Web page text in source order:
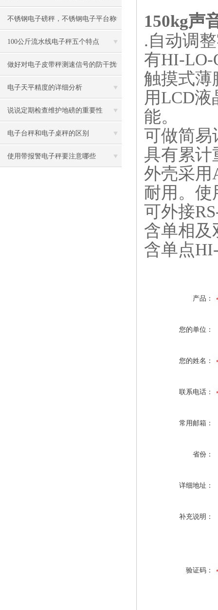
法
不锈钢电子磅秤，不锈钢电子平台称
100公斤流水线电子秤五个特点
做好对电子皮带秤测速信号的防干扰
工作
电子天平精度的详细分析
说说定期检查维护地磅的重要性
电子台秤和电子桌秤的区别
使用带报警电子秤要注意哪些
150kg声
.自动调
有HI-LO-
触摸式薄
用LCD液
能。
可做简易
具有累计
外壳采用
耐用。使
可外接
含单相及
含单点
产品：
您的单位：
您的姓名：
联系电话：
常用邮箱：
省份：
详细地址：
补充说明：
验证码：